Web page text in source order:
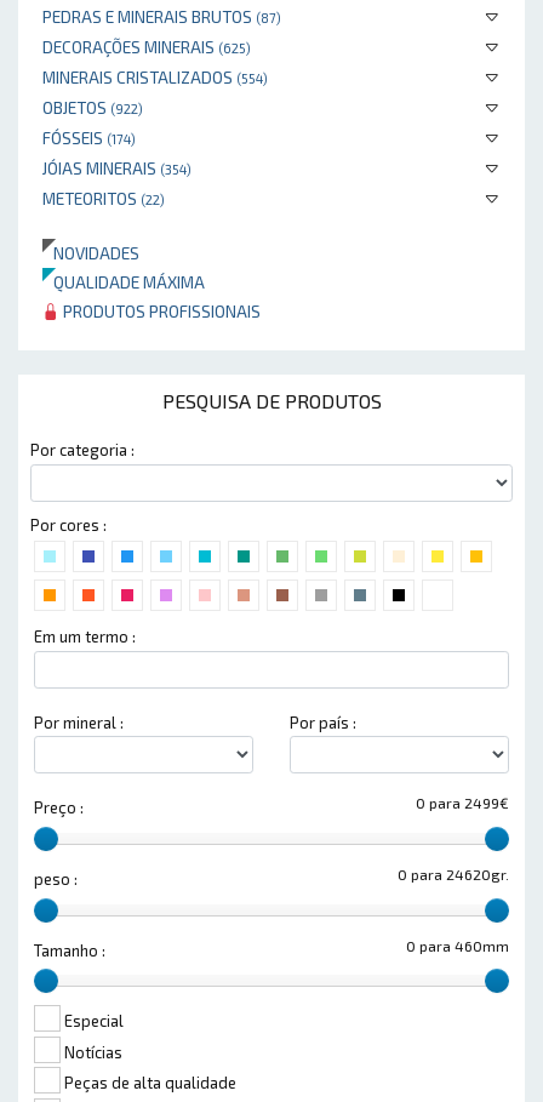
PEDRAS E MINERAIS BRUTOS (87)
DECORAÇÕES MINERAIS (625)
MINERAIS CRISTALIZADOS (554)
OBJETOS (922)
FÓSSEIS (174)
JÓIAS MINERAIS (354)
METEORITOS (22)
NOVIDADES
QUALIDADE MÁXIMA
PRODUTOS PROFISSIONAIS
PESQUISA DE PRODUTOS
Por categoria :
Por cores :
Em um termo :
Por mineral : Por país :
0 para 2499€
Preço :
0 para 24620gr.
peso :
0 para 460mm
Tamanho :
Especial
Notícias
Peças de alta qualidade